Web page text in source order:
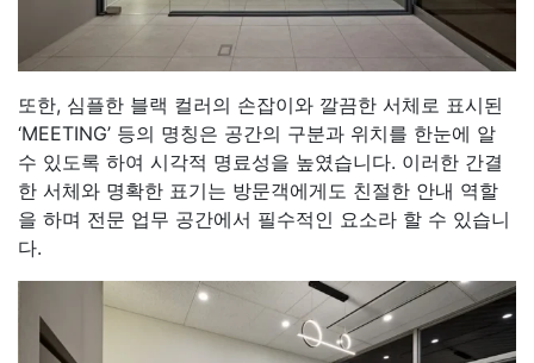
또한, 심플한 블랙 컬러의 손잡이와 깔끔한 서체로 표시된
‘MEETING’ 등의 명칭은 공간의 구분과 위치를 한눈에 알
수 있도록 하여 시각적 명료성을 높였습니다. 이러한 간결
한 서체와 명확한 표기는 방문객에게도 친절한 안내 역할
을 하며 전문 업무 공간에서 필수적인 요소라 할 수 있습니
다.